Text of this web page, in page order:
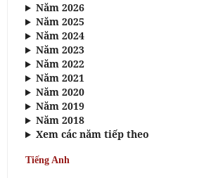
Năm 2026
Năm 2025
Năm 2024
Năm 2023
Năm 2022
Năm 2021
Năm 2020
Năm 2019
Năm 2018
Xem các năm tiếp theo
Tiếng Anh